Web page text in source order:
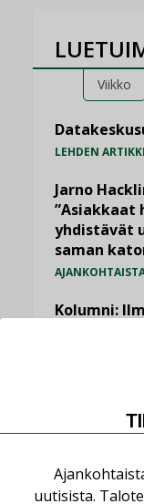
Viikko
LEHDEN
Jarno
”Asiakkaat
yhdistävät
saman
Kolumni:
uutisista.